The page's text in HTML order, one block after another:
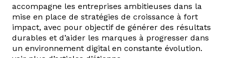
accompagne les entreprises ambitieuses dans la
mise en place de stratégies de croissance à fort
impact, avec pour objectif de générer des résultats
durables et d’aider les marques à progresser dans
un environnement digital en constante évolution.